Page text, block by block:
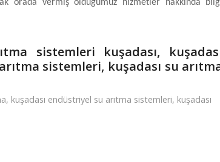
orada vermiş olduğumuz hizmetler hakkında
sistemleri kuşadası,
sistemleri, kuşadası su
, kuşadası endüstriyel su arıtma sistemleri, kuşadası